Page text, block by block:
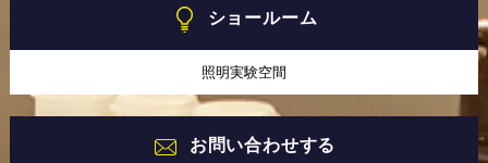
ショールーム
照明実験空間
お問い合わせする